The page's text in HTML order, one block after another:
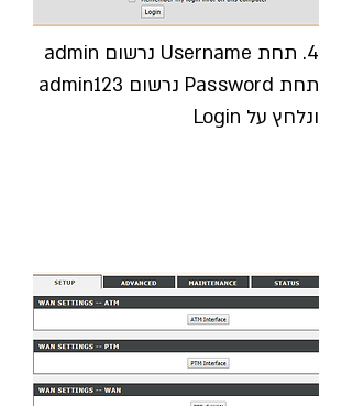
4. תחת Username נרשום admin
תחת Password נרשום admin123
ונלחץ על Login